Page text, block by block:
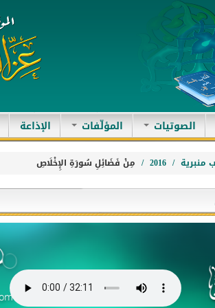
الصوتيات المؤلّفات الإذاعة
منبرية 2016 مِنْ فَضَائِلِ سُورَةِ الإِخْلَاصِ